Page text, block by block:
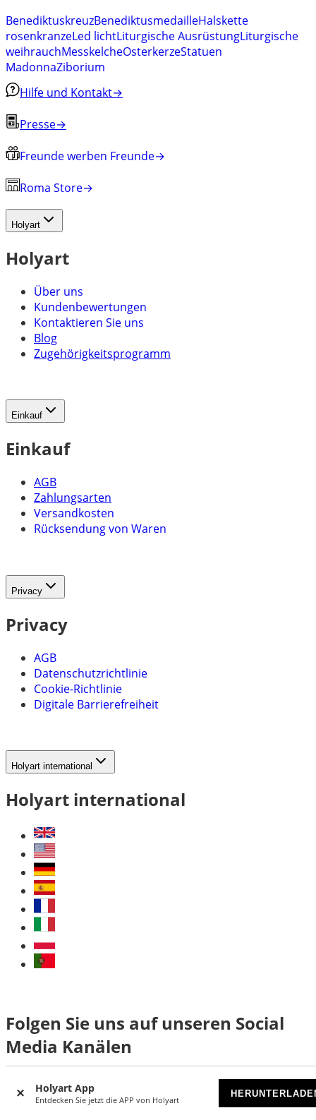
Holyart App
Entdecken Sie jetzt die APP von Holyart
BenediktuskreuzBenediktusmedailleHalskette
rosenkranzeLed lichtLiturgische AusrüstungLiturgische
weihrauchMesskelcheOsterkerzeStatuen
MadonnaZiborium
Hilfe und Kontakt→
Presse→
Freunde werben Freunde→
Roma Store→
Holyart
Holyart
Über uns
Kundenbewertungen
Kontaktieren Sie uns
Blog
Zugehörigkeitsprogramm
Einkauf
Einkauf
AGB
Zahlungsarten
Versandkosten
Rücksendung von Waren
Privacy
Privacy
AGB
Datenschutzrichtlinie
Cookie-Richtlinie
Digitale Barrierefreiheit
Holyart international
Holyart international
Folgen Sie uns auf unseren Social
Media Kanälen